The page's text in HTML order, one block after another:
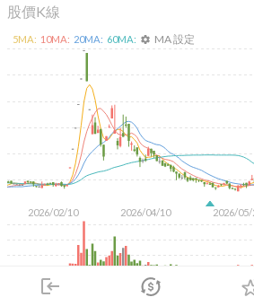
login
市場
股價K線
2026/02/10 2026/04/10 2026/05/
5MA: 10MA: 20MA: 60MA: settings MA 設定
RSI